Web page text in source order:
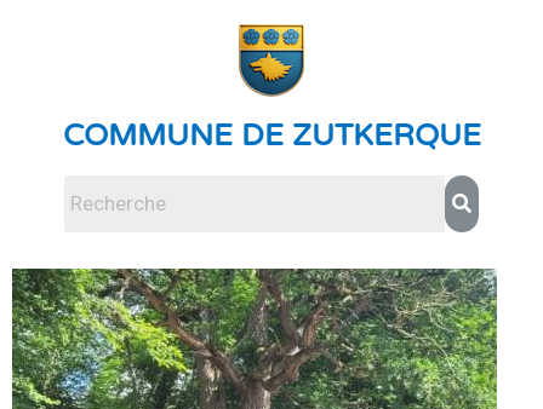
COMMUNE DE ZUTKERQUE